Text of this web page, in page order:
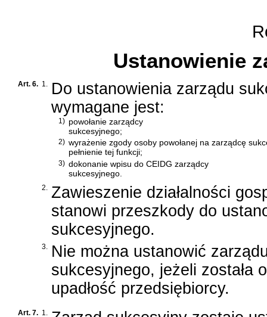
Ustanowienie
Art. 6. 1.
Do ustanowienia zarządu
wymagane jest:
1) powołanie zarządcy
sukcesyjnego;
2) wyrażenie zgody osoby powołanej na zarządcę
pełnienie tej funkcji;
3) dokonanie wpisu do CEIDG zarządcy
sukcesyjnego.
2. Zawieszenie działalności
stanowi przeszkody do
sukcesyjnego.
3. Nie można ustanowić
sukcesyjnego, jeżeli została
upadłość przedsiębiorcy.
Art. 7. 1.